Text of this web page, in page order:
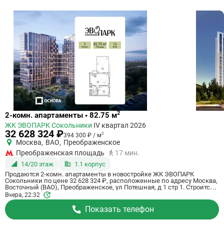
Ссылка
квартиру
2-комн. апартаменты • 82.75 м2
ЖК ЭВОПАРК Сокольники IV квартал 2026
32 628 324 ₽394 300 ₽ / м2
Москва, ВАО, Преображенское
Преображенская площадь
17 мин.
14/20 этаж
1.1 корпус
Продаются 2-комн. апартаменты в новостройке ЖК ЭВОПАРК
Сокольники по цене 32 628 324 ₽, расположенные по адресу Москва,
Восточный (ВАО), Преображенское, ул Потешная, д 1 стр 1. Строится
компанией Основа, ГК. Апартаменты сдаются в 4 квартале 2026 года
в 17 минутах пешком от метро Преображенская площадь. Общая
площадь апартаментов - 82.75 кв. м. Этаж 14 из 20. ID апартаментов
на СтройкиРУ 696412, сообщите его когда будете звонить.
Вчера, 22:32
Показать телефон